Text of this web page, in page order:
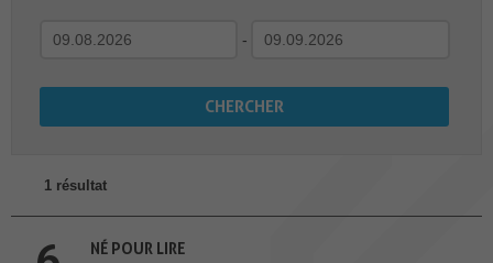
-
1 résultat
NÉ POUR LIRE